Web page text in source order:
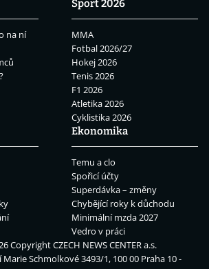
na ní
Sport 2026
MMA
Fotbal 2026/27
Hokej 2026
Tenis 2026
F1 2026
Atletika 2026
Cyklistika 2026
Ekonomika
Temu a clo
Spořicí účty
Superdávka – změny
Chybějící roky k důchodu
Minimální mzda 2027
Vedro v práci
CopyrightCZECH NEWS CENTER a.s.
Schmolkové 3493/1, 100 00 Praha 10 -